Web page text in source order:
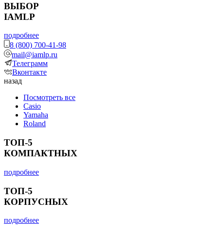
ВЫБОР
IAMLP
подробнее
8 (800) 700-41-98
mail@iamlp.ru
Телеграмм
Вконтакте
назад
Посмотреть все
Casio
Yamaha
Roland
ТОП-5
КОМПАКТНЫХ
подробнее
ТОП-5
КОРПУСНЫХ
подробнее